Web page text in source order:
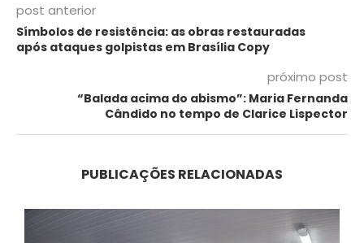
post anterior
Símbolos de resistência: as obras restauradas
após ataques golpistas em Brasília Copy
próximo post
“Balada acima do abismo”: Maria Fernanda
Cândido no tempo de Clarice Lispector
PUBLICAÇÕES RELACIONADAS